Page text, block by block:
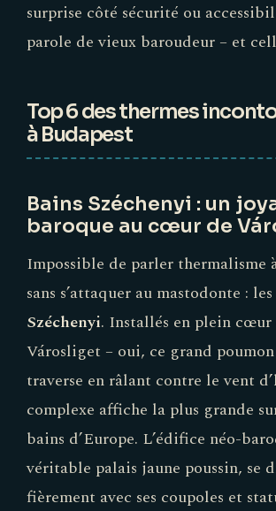
surprise côté sécurité ou
parole de vieux baroudeur – et
Top 6 des thermes
à Budapest
Bains Széchenyi : un
baroque au cœur de
Impossible de parler thermalisme
sans s’attaquer au mastodonte : les
Széchenyi. Installés en plein cœur
Városliget – oui, ce grand
traverse en râlant contre le vent
complexe affiche la plus grande
bains d’Europe. L’édifice néo-
véritable palais jaune poussin, se
fièrement avec ses coupoles et